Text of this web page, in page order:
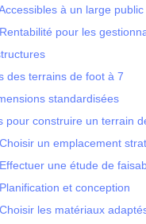
à un large public
pour les
des terrains de foot à 7
standardisées
pour construire un terrain
un emplacement
une étude de
et conception
les matériaux